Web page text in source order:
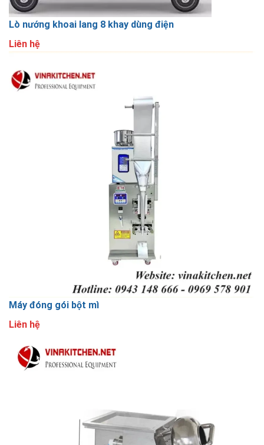
Lò nướng khoai lang 8 khay dùng điện
Liên hệ
Máy đóng gói bột mì
Liên hệ